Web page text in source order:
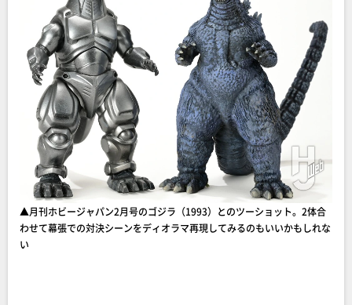
▲月刊ホビージャパン2月号のゴジラ（1993）とのツーショット。2体合
わせて幕張での対決シーンをディオラマ再現してみるのもいいかもしれな
い